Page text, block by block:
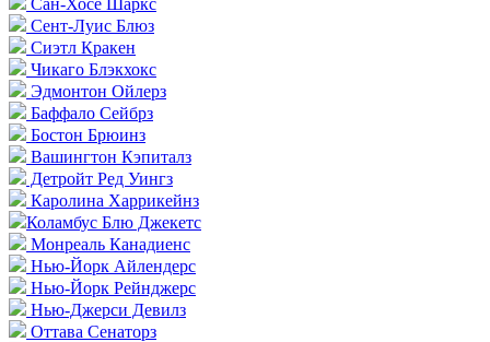
Сан-Хосе Шаркс
Сент-Луис Блюз
Сиэтл Кракен
Чикаго Блэкхокс
Эдмонтон Ойлерз
Баффало Сейбрз
Бостон Брюинз
Вашингтон Кэпиталз
Детройт Ред Уингз
Каролина Харрикейнз
Коламбус Блю Джекетс
Монреаль Канадиенс
Нью-Йорк Айлендерс
Нью-Йорк Рейнджерс
Нью-Джерси Девилз
Оттава Сенаторз